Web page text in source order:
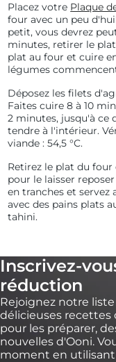
Placez votre Plaque
four avec un peu
petit, vous devrez
minutes, retirer le
plat au four et cuire
légumes
Déposez les filets
Faites cuire 8 à 10
2 minutes, jusqu'à ce
tendre à l'intérieur.
viande : 54,5 °C.
Retirez le plat du
pour le laisser
en tranches et servez
avec des pains plats
tahini.
Inscrivez-
réduction
Rejoignez notre
délicieuses recettes
pour les préparer,
nouvelles d'Ooni.
moment en utilisant